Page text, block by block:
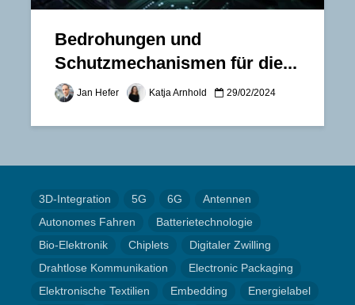
Bedrohungen und
Schutzmechanismen für die...
Jan Hefer Katja Arnhold 29/02/2024
3D-Integration 5G 6G
Antennen
Autonomes Fahren
Batterietechnologie
Bio-Elektronik
Chiplets
Digitaler Zwilling
Drahtlose Kommunikation
Electronic Packaging
Elektronische Textilien
Embedding
Energielabel